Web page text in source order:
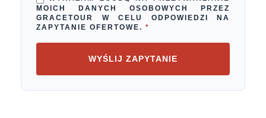
MOICH DANYCH OSOBOWYCH PRZEZ
GRACETOUR W CELU ODPOWIEDZI NA
ZAPYTANIE OFERTOWE. *
WYŚLIJ ZAPYTANIE